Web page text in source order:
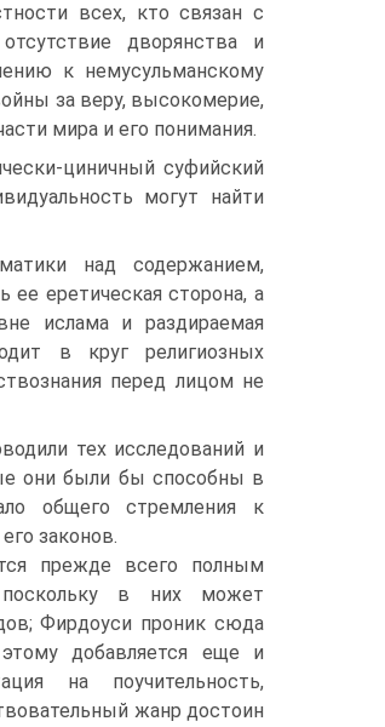
всех, кто связан с
дворянства и
к немусульманскому
за веру, высокомерие,
мира и его понимания.
циничный суфийский
могут найти
над содержанием,
ее еретическая сторона, а
ислама и раздираемая
в круг религиозных
перед лицом не
тех исследований и
они были бы способны в
общего стремления к
законов.
прежде всего полным
поскольку в них может
Фирдоуси проник сюда
добавляется еще и
на поучительность,
жанр достоин